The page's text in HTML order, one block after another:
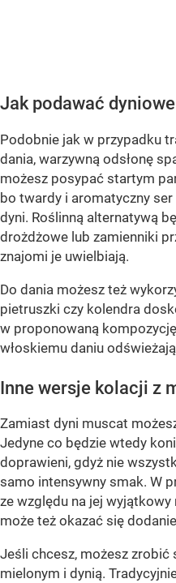
Jak podawać
Podobnie jak w przypadku
dania, warzywną odsłonę
możesz posypać startym
bo twardy i aromatyczny
dyni. Roślinną alternatywą
drożdżowe lub zamienniki
znajomi je uwielbiają.
Do dania możesz też
pietruszki czy kolendra
w proponowaną
włoskiemu daniu
Inne wersje kolacji z
Zamiast dyni muscat
Jedyne co będzie wtedy
doprawieni, gdyż nie
samo intensywny smak. W
ze względu na jej
może też okazać się
Jeśli chcesz, możesz
mielonym i dynią.